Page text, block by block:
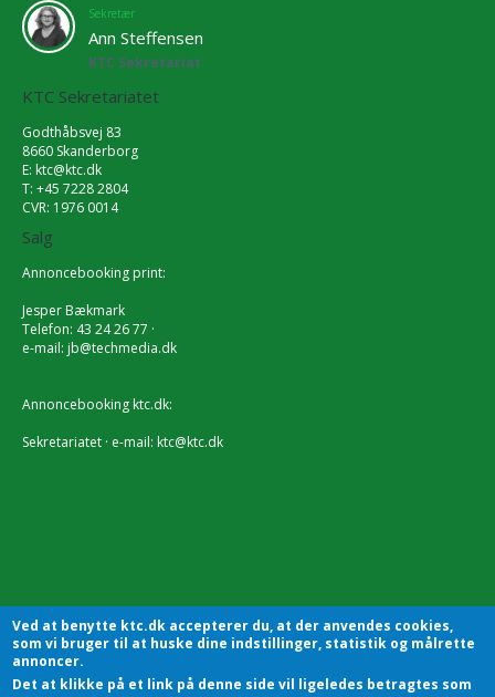
Sekretær
Ann Steffensen
KTC Sekretariat
KTC Sekretariatet
Godthåbsvej 83
8660 Skanderborg
E: ktc@ktc.dk
T: +45 7228 2804
CVR: 1976 0014
Salg
Annoncebooking print:
Jesper Bækmark
Telefon: 43 24 26 77 ·
e-mail: jb@techmedia.dk
Annoncebooking ktc.dk:
Sekretariatet · e-mail: ktc@ktc.dk
Ved at benytte ktc.dk accepterer du, at der anvendes cookies,
som vi bruger til at huske dine indstillinger, statistik og målrette
annoncer.
Det at klikke på et link på denne side vil ligeledes betragtes som